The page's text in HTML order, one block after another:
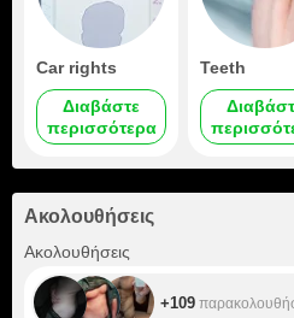
Car rights
Διαβάστε
περισσότερα
Teeth
Διαβάστε
Ακολουθήσεις
Ακολουθήσεις
+109